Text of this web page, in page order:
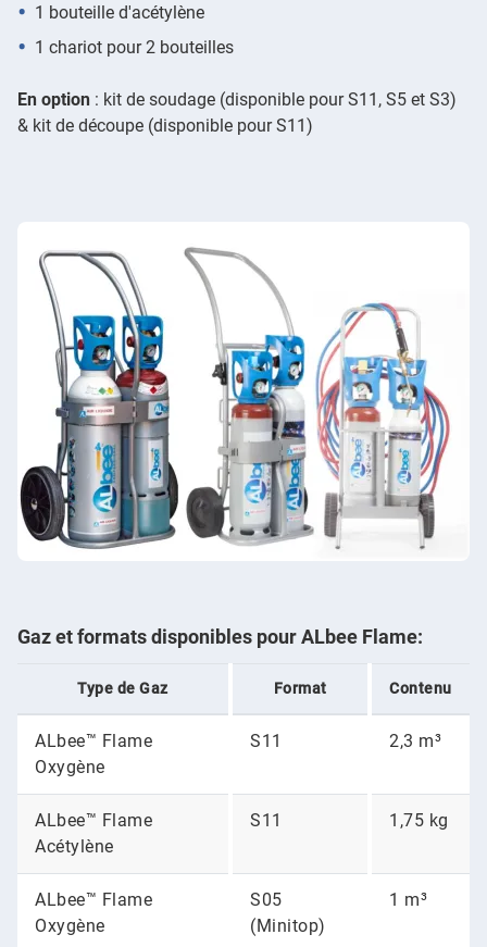
1 bouteille d'acétylène
1 chariot pour 2 bouteilles
En option : kit de soudage (disponible pour S11, S5 et S3)
& kit de découpe (disponible pour S11)
Gaz et formats disponibles pour ALbee Flame:
Type de Gaz Format Contenu
ALbee™ Flame
Oxygène
S11 2,3 m³
ALbee™ Flame
Acétylène
S11 1,75 kg
ALbee™ Flame
Oxygène
S05
(Minitop)
1 m³